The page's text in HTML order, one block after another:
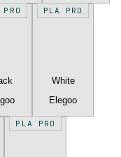
PLA PRO
White
Elegoo
PLA PRO